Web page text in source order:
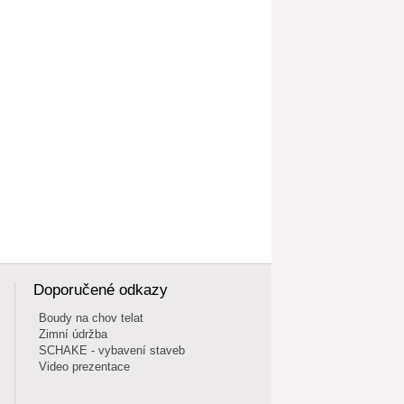
Doporučené odkazy
Boudy na chov telat
Zimní údržba
SCHAKE - vybavení staveb
Video prezentace